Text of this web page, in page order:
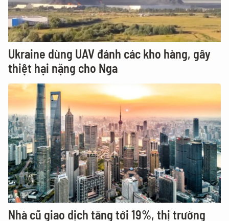
Ukraine dùng UAV đánh các kho hàng, gây
thiệt hại nặng cho Nga
Nhà cũ giao dịch tăng tới 19%, thị trường